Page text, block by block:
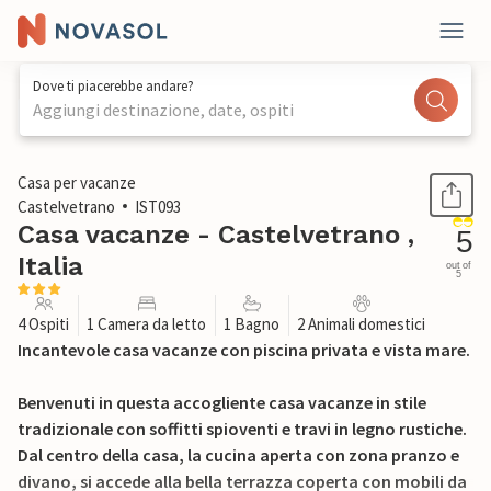
Dove ti piacerebbe andare?
Aggiungi destinazione, date, ospiti
1 / 18
Casa per vacanze
Castelvetrano
IST093
Casa vacanze - Castelvetrano ,
Italia
5
out of
5
4 Ospiti 1 Camera da letto 1 Bagno 2 Animali domestici
Incantevole casa vacanze con piscina privata e vista mare.
Benvenuti in questa accogliente casa vacanze in stile
tradizionale con soffitti spioventi e travi in legno rustiche.
Dal centro della casa, la cucina aperta con zona pranzo e
divano, si accede alla bella terrazza coperta con mobili da